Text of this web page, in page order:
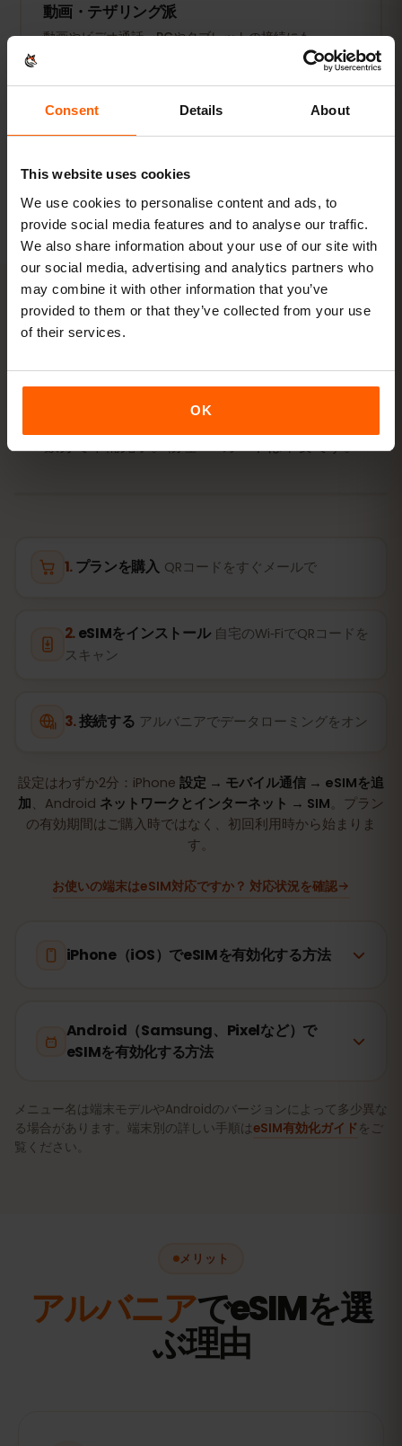
Consent Details About
This website uses cookies
We use cookies to personalise content and ads, to
provide social media features and to analyse our traffic.
We also share information about your use of our site with
our social media, advertising and analytics partners who
may combine it with other information that you’ve
provided to them or that they’ve collected from your use
of their services.
OK
動画・テザリング派
動画やビデオ通話、PCやタブレットの接続にも。
プランを見る
数値はすべて目安です。実際の使用量は端末やアプリの設定、使い方
によって異なります。
アルバニアのeSIMを3ステッ
で有効化
数分で準備完了。物理SIMカードは不要です。
プランを購入 QRコードをすぐメールで
eSIMをインストール 自宅のWi‑FiでQRコードを
スキャン
接続する アルバニアでデータローミングをオン
設定はわずか2分：iPhone 設定 → モバイル通信 → eSIMを追
加、Android ネットワークとインターネット → SIM 。プラン
の有効期間はご購入時ではなく、初回利用時から始まりま
す。
お使いの端末はeSIM対応ですか？ 対応状況を確認
iPhone（iOS）でeSIMを有効化する方法
Android（Samsung、Pixelなど）で
eSIMを有効化する方法
メニュー名は端末モデルやAndroidのバージョンによって多少異な
る場合があります。端末別の詳しい手順はeSIM有効化ガイドをご
覧ください。
メリット
アルバニアでeSIMを選
ぶ理由